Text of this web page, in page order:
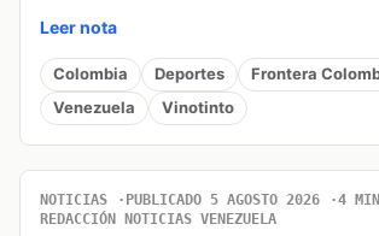
Leer nota
Colombia Deportes
Frontera
Venezuela
Vinotinto
NOTICIAS PUBLICADO 5 AGOSTO 2026
4
REDACCIÓN NOTICIAS VENEZUELA